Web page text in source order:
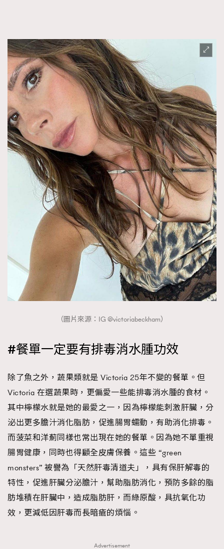
（圖片來源：IG @victoriabeckham）
#餐單一定要有排毒消水腫功效
除了魚之外，蔬果類就是 Victoria 25年不變的餐單。但
Victoria 在選蔬果時，更偏愛一些能排毒消水腫的食材。
其中檸檬水就是她的最愛之一，因為檸檬能刺激肝臟，分
泌出更多膽汁消化脂肪，促進腸胃蠕動，有助消化排毒。
而菠菜和洋薊同樣也常出現在她的餐單。因為她不單重視
腸胃健康，同時也得顧全皮膚保養。這些 “green
monsters” 被譽為「天然肝毒清道夫」，具有保肝解毒的
特性，促進肝臟分泌膽汁，幫助脂肪消化，預防多餘的脂
肪堆積在肝臟中，造成脂肪肝，而綠原酸，具抗氧化功
效，更減低因肝毒而長暗瘡的煩惱。
Advertisement